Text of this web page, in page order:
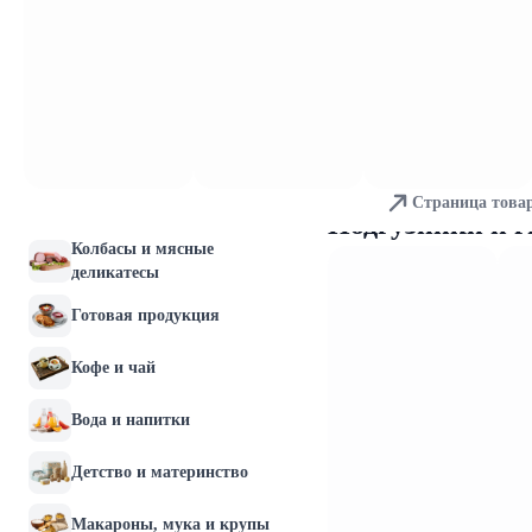
Колбасы и мясные
деликатесы
Готовая продукция
Кофе и чай
Вода и напитки
Детство и материнство
Макароны, мука и крупы
Подгузники и
Страница